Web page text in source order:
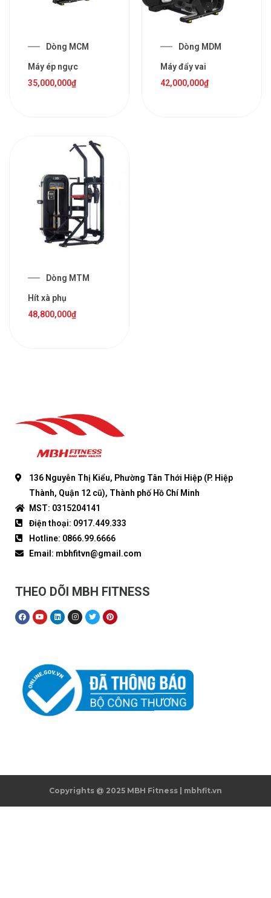
Dòng MCM
Máy ép ngực
35,000,000₫
Dòng MDM
Máy đẩy vai
42,000,000₫
Dòng MTM
Hít xà phụ
48,800,000₫
136 Nguyễn Thị Kiểu, Phường Tân Thới Hiệp (P. Hiệp
Thành, Quận 12 cũ), Thành phố Hồ Chí Minh
MST: 0315204141
Điện thoại: 0917.449.333
Hotline: 0866.99.6666
Email: mbhfitvn@gmail.com
THEO DÕI MBH FITNESS
Copyrights @ 2025 MBH Fitness | mbhfit.vn